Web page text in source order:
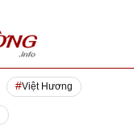
Việt Hương